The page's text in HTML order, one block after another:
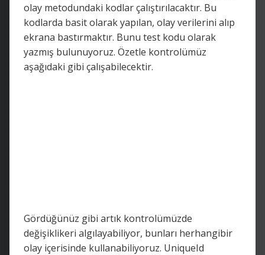
olay metodundaki kodlar çalıştırılacaktır. Bu
kodlarda basit olarak yapılan, olay verilerini alıp
ekrana bastırmaktır. Bunu test kodu olarak
yazmış bulunuyoruz. Özetle kontrolümüz
aşağıdaki gibi çalışabilecektir.
Gördüğünüz gibi artık kontrolümüzde
değişiklikeri algılayabiliyor, bunları herhangibir
olay içerisinde kullanabiliyoruz. UniqueId